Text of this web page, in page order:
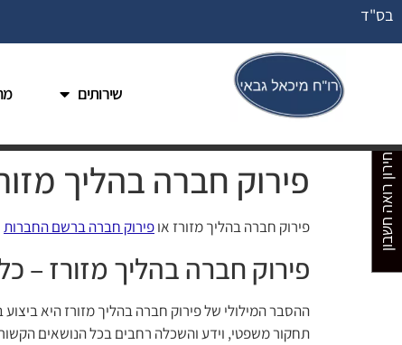
בס"ד
שירותים
פירוק חברה בהליך
פירוק חברה בהליך מזורז אופירוק חברה ברשם החברות
פירוק חברה בהליך מזורז –
ההסבר המילולי של פירוק חברה בהליך מזורז היא
תחקור משפטי, וידע והשכלה רחבים בכל הנושאים
מחירון רואה חשבון